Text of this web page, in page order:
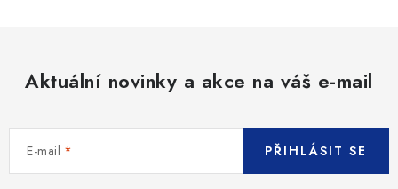
Aktuální novinky a akce na váš e-mail
E-mail PŘIHLÁSIT SE